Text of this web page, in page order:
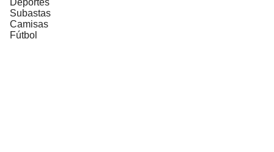
Subastas
Camisas
Fútbol